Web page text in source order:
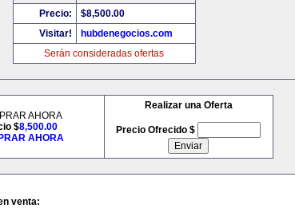
Precio:
$8,500.00
Visitar!
hubdenegocios.com
Serán consideradas ofertas
AHORA
$8,500.00
AHORA
Realizar una Oferta
Precio Ofrecido $
venta: